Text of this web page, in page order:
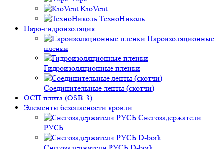
KroVent
ТехноНиколь
Паро-гидроизоляция
Пароизоляционные
пленки
Гидроизоляционные пленки
Соединительные ленты (скотчи)
ОСП плита (OSB-3)
Элементы безопасности кровли
Снегозадержатели
РУСЬ